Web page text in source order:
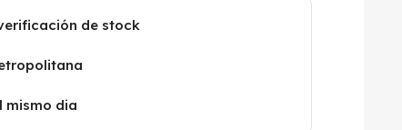
de stock
mismo dia